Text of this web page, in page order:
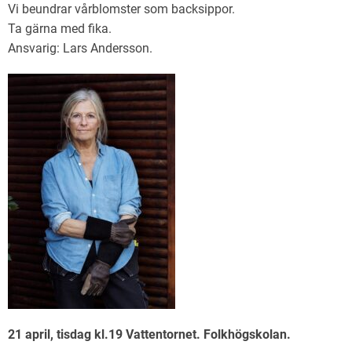
Vi beundrar vårblomster som backsippor.
Ta gärna med fika.
Ansvarig: Lars Andersson.
21 april, tisdag kl.19 Vattentornet. Folkhögskolan.